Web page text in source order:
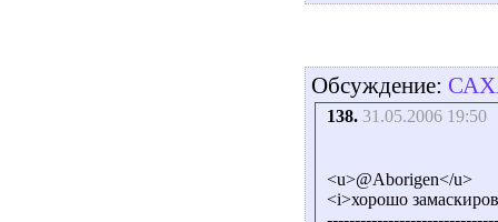
Обсуждение:
138. 31.05.2006 19:50
<u>@Aborigen</u>
<i>хорошо